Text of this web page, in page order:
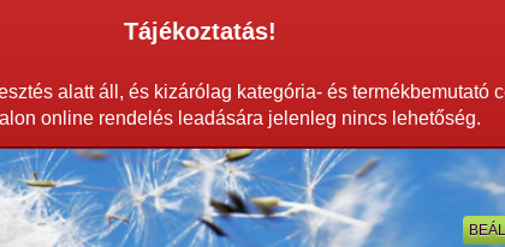
Tájékoztatás!
alatt áll, és kizárólag kategória- és termékbemutató
online rendelés leadására jelenleg nincs lehetőség.